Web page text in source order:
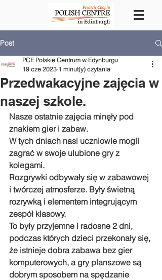
Post
Przedwakacyjne zajęcia w
naszej szkole.
PCE Polskie Centrum w Edynburgu
19 cze 2023 1 minut(y) czytania
Nasze ostatnie zajęcia minęły pod
znakiem gier i zabaw.
W tych dniach nasi uczniowie mogli
zagrać w swoje ulubione gry z
kolegami.
Rozgrywki odbywały się w zabawowej
i twórczej atmosferze. Były świetną
rozrywką i elementem integrującym
zespół klasowy.
To były przyjemne i radosne 2 dni,
podczas których dzieci przekonały się,
że istnieje dobra zabawa bez gier
komputerowych, a gry planszowe są
dobrym sposobem na spędzanie